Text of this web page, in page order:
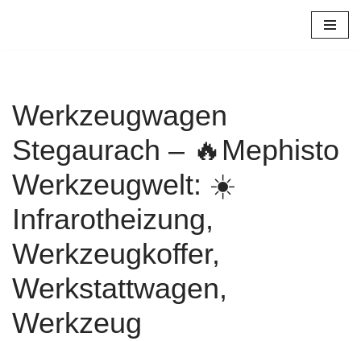
Werkzeugwagen
Stegaurach – 🔥Mephisto
Werkzeugwelt: ☀️
Infrarotheizung,
Werkzeugkoffer,
Werkstattwagen,
Werkzeug